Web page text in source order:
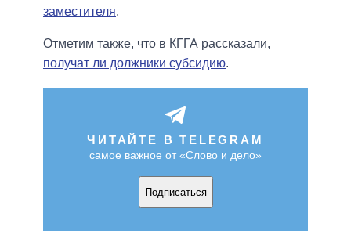
заместителя.
Отметим также, что в КГГА рассказали,
получат ли должники субсидию.
ЧИТАЙТЕ В TELEGRAM
самое важное от «Слово и дело»
Подписаться